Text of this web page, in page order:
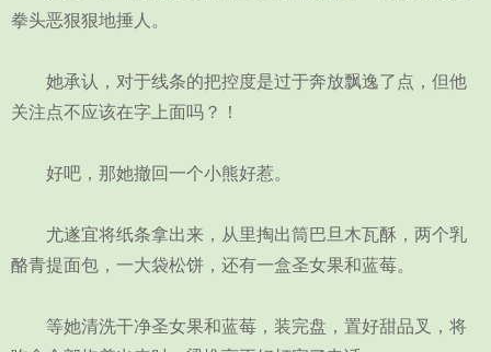
拳头恶狠狠地捶人。
她承认，对于线条的把控度是过于奔放飘逸了点，但他
关注点不应该在字上面吗？！
好吧，那她撤回一个小熊好惹。
尤遂宜将纸条拿出来，从里掏出筒巴旦木瓦酥，两个乳
酪青提面包，一大袋松饼，还有一盒圣女果和蓝莓。
等她清洗干净圣女果和蓝莓，装完盘，置好甜品叉，将